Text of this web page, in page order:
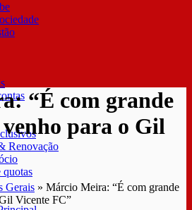
Renovação
quotas
“É com grande
para o Gil
Gerais » Márcio Meira: “É com grande
Vicente FC”